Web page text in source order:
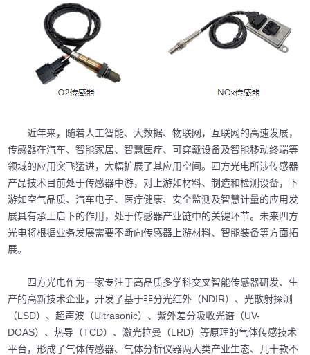
近年来，随着人工智能、大数据、物联网，互联网的高速发展，
传感器在汽车、智能家居、智慧医疗、可穿戴设备及智能移动终端等
领域的应用突飞猛进，大幅扩展了其应用空间。四方光电所涉传感器
产品技术目前处于传感器中游，对上游如材料、制造和检测设备，下
游如空气品质、汽车电子、医疗健康、安全监测及智慧计量的应用发
展具有承上启下的作用，处于传感器产业链中的关键环节。未来四方
光电将根据业务发展需要不断向传感器上游材料、智能装备等方面拓
展。
四方光电作为一家专注于高品质多学科交叉智能传感器研发、生
产的高新技术企业，开发了基于非分光红外（NDIR）、光散射探测
（LSD）、超声波（Ultrasonic）、紫外差分吸收光谱（UV-
DOAS）、热导（TCD）、激光拉曼（LRD）等原理的气体传感技术
平台，形成了气体传感器、气体分析仪器两大类产业生态、几十款不